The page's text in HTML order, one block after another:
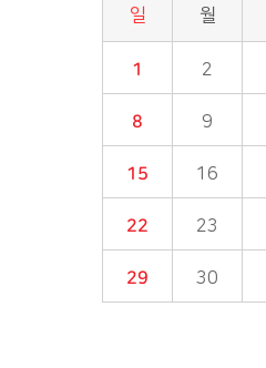
시정소식>시정 캘린더 게시판의 (2018년 04월) 달력형태로 일정명, 일정내용을 제공합니다.
일 월
1 2
8 9
15 16
22 23
29 30